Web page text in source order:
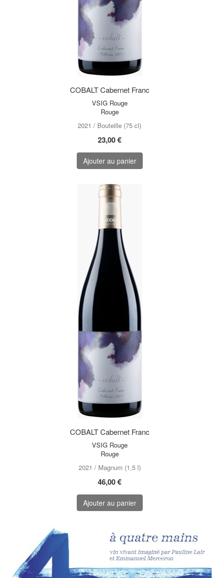
COBALT Cabernet Franc
VSIG Rouge
Rouge
2021 / Bouteille (75 cl)
23,00 €
Ajouter au panier
COBALT Cabernet Franc
VSIG Rouge
Rouge
2021 / Magnum (1,5 l)
46,00 €
Ajouter au panier